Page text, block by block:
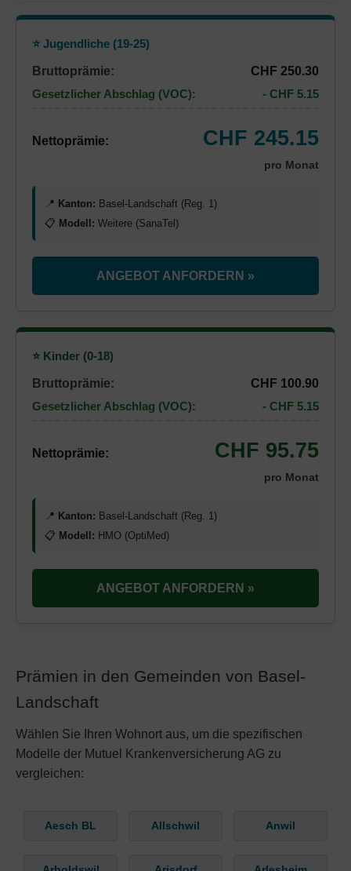
⭐ Jugendliche (19-25)
Bruttoprämie:
CHF 250.30
Gesetzlicher Abschlag (VOC):
- CHF 5.15
Nettoprämie: CHF 245.15
pro Monat
📍 Kanton: Basel-Landschaft (Reg. 1)
📋 Modell: Weitere (SanaTel)
ANGEBOT ANFORDERN »
⭐ Kinder (0-18)
Bruttoprämie:
CHF 100.90
Gesetzlicher Abschlag (VOC):
- CHF 5.15
Nettoprämie: CHF 95.75
pro Monat
📍 Kanton: Basel-Landschaft (Reg. 1)
📋 Modell: HMO (OptiMed)
ANGEBOT ANFORDERN »
Prämien in den Gemeinden von Basel-
Landschaft
Wählen Sie Ihren Wohnort aus, um die spezifischen
Modelle der Mutuel Krankenversicherung AG zu
vergleichen:
Aesch BL Allschwil Anwil